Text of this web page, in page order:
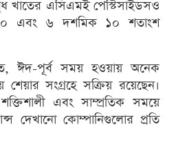
খাতের এসিএমই পেস্টিসাইডসও
এবং ৬ দশমিক ১০ শতাংশ
ঈদ-পূর্ব সময় হওয়ায় অনেক
শেয়ার সংগ্রহে সক্রিয় রয়েছেন।
এবং সাম্প্রতিক সময়ে
দেখানো কোম্পানিগুলোর প্রতি